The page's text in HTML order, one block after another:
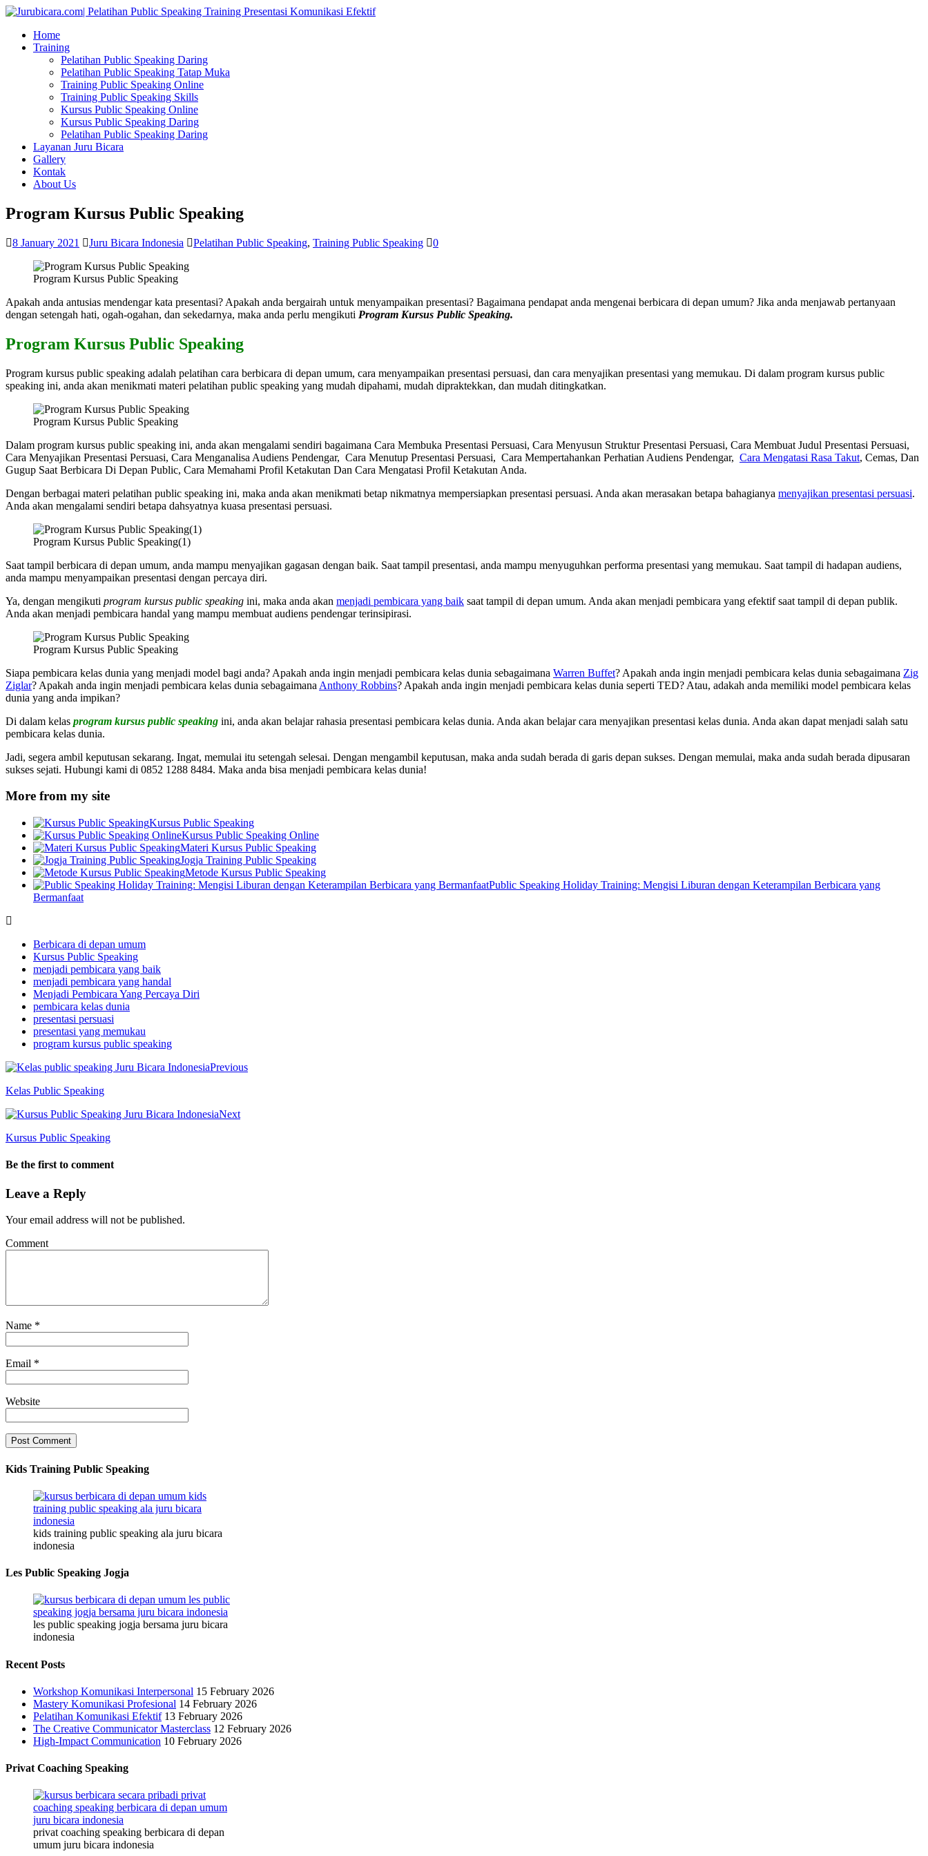
Home
Training
Pelatihan Public Speaking Daring
Pelatihan Public Speaking Tatap Muka
Training Public Speaking Online
Training Public Speaking Skills
Kursus Public Speaking Online
Kursus Public Speaking Daring
Pelatihan Public Speaking Daring
Layanan Juru Bicara
Gallery
Kontak
About Us
Program Kursus Public Speaking
8 January 2021 Juru Bicara Indonesia Pelatihan Public Speaking, Training Public Speaking 0
Program Kursus Public Speaking
Apakah anda antusias mendengar kata presentasi? Apakah anda bergairah untuk menyampaikan presentasi? Bagaimana pendapat anda mengenai berbicara di depan umum? Jika anda menjawab pertanyaan
dengan setengah hati, ogah-ogahan, dan sekedarnya, maka anda perlu mengikuti Program Kursus Public Speaking.
Program Kursus Public Speaking
Program kursus public speaking adalah pelatihan cara berbicara di depan umum, cara menyampaikan presentasi persuasi, dan cara menyajikan presentasi yang memukau. Di dalam program kursus public
speaking ini, anda akan menikmati materi pelatihan public speaking yang mudah dipahami, mudah dipraktekkan, dan mudah ditingkatkan.
Program Kursus Public Speaking
Dalam program kursus public speaking ini, anda akan mengalami sendiri bagaimana Cara Membuka Presentasi Persuasi, Cara Menyusun Struktur Presentasi Persuasi, Cara Membuat Judul Presentasi Persuasi,
Cara Menyajikan Presentasi Persuasi, Cara Menganalisa Audiens Pendengar, Cara Menutup Presentasi Persuasi, Cara Mempertahankan Perhatian Audiens Pendengar, Cara Mengatasi Rasa Takut, Cemas, Dan
Gugup Saat Berbicara Di Depan Public, Cara Memahami Profil Ketakutan Dan Cara Mengatasi Profil Ketakutan Anda.
Dengan berbagai materi pelatihan public speaking ini, maka anda akan menikmati betap nikmatnya mempersiapkan presentasi persuasi. Anda akan merasakan betapa bahagianya menyajikan presentasi persuasi.
Anda akan mengalami sendiri betapa dahsyatnya kuasa presentasi persuasi.
Program Kursus Public Speaking(1)
Saat tampil berbicara di depan umum, anda mampu menyajikan gagasan dengan baik. Saat tampil presentasi, anda mampu menyuguhkan performa presentasi yang memukau. Saat tampil di hadapan audiens,
anda mampu menyampaikan presentasi dengan percaya diri.
Ya, dengan mengikuti program kursus public speaking ini, maka anda akan menjadi pembicara yang baik saat tampil di depan umum. Anda akan menjadi pembicara yang efektif saat tampil di depan publik.
Anda akan menjadi pembicara handal yang mampu membuat audiens pendengar terinsipirasi.
Program Kursus Public Speaking
Siapa pembicara kelas dunia yang menjadi model bagi anda? Apakah anda ingin menjadi pembicara kelas dunia sebagaimana Warren Buffet? Apakah anda ingin menjadi pembicara kelas dunia sebagaimana Zig
Ziglar? Apakah anda ingin menjadi pembicara kelas dunia sebagaimana Anthony Robbins? Apakah anda ingin menjadi pembicara kelas dunia seperti TED? Atau, adakah anda memiliki model pembicara kelas
dunia yang anda impikan?
Di dalam kelas program kursus public speaking ini, anda akan belajar rahasia presentasi pembicara kelas dunia. Anda akan belajar cara menyajikan presentasi kelas dunia. Anda akan dapat menjadi salah satu
pembicara kelas dunia.
Jadi, segera ambil keputusan sekarang. Ingat, memulai itu setengah selesai. Dengan mengambil keputusan, maka anda sudah berada di garis depan sukses. Dengan memulai, maka anda sudah berada dipusaran
sukses sejati. Hubungi kami di 0852 1288 8484. Maka anda bisa menjadi pembicara kelas dunia!
More from my site
Kursus Public Speaking
Kursus Public Speaking Online
Materi Kursus Public Speaking
Jogja Training Public Speaking
Metode Kursus Public Speaking
Public Speaking Holiday Training: Mengisi Liburan dengan Keterampilan Berbicara yang
Bermanfaat
Berbicara di depan umum
Kursus Public Speaking
menjadi pembicara yang baik
menjadi pembicara yang handal
Menjadi Pembicara Yang Percaya Diri
pembicara kelas dunia
presentasi persuasi
presentasi yang memukau
program kursus public speaking
Previous
Kelas Public Speaking
Next
Kursus Public Speaking
Be the first to comment
Leave a Reply
Your email address will not be published.
Comment
Name *
Email *
Website
Kids Training Public Speaking
kids training public speaking ala juru bicara
indonesia
Les Public Speaking Jogja
les public speaking jogja bersama juru bicara
indonesia
Recent Posts
Workshop Komunikasi Interpersonal 15 February 2026
Mastery Komunikasi Profesional 14 February 2026
Pelatihan Komunikasi Efektif 13 February 2026
The Creative Communicator Masterclass 12 February 2026
High-Impact Communication 10 February 2026
Privat Coaching Speaking
privat coaching speaking berbicara di depan
umum juru bicara indonesia